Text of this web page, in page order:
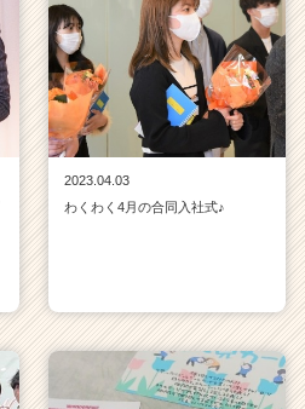
2023.04.03
わくわく4月の合同入社式♪